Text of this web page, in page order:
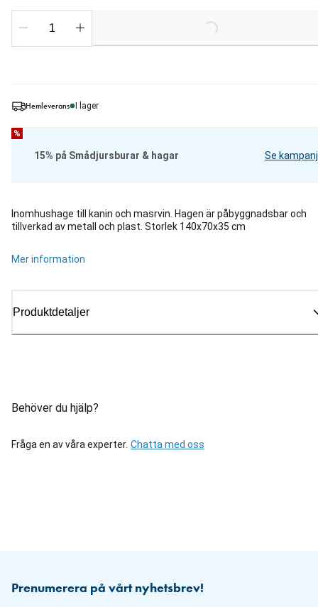
Hemleverans I lager
%
15% på Smådjursburar & hagar Se kampanj
Inomhushage till kanin och masrvin. Hagen är påbyggnadsbar och
tillverkad av metall och plast. Storlek 140x70x35 cm
Mer information
Produktdetaljer
Behöver du hjälp?
Fråga en av våra experter. Chatta med oss
Loading...
Prenumerera på vårt nyhetsbrev!